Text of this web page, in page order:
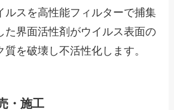
ルスを高性能フィルターで捕集
た界面活性剤がウイルス表面の
を破壊し不活性化します。
・施工